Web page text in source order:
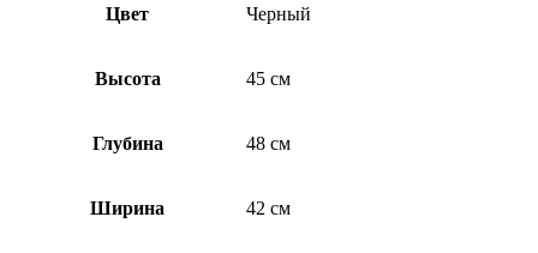
Цвет Черный
Высота 45 см
Глубина 48 см
Ширина 42 см